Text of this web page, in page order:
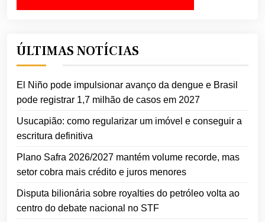
ÚLTIMAS NOTÍCIAS
El Niño pode impulsionar avanço da dengue e Brasil
pode registrar 1,7 milhão de casos em 2027
Usucapião: como regularizar um imóvel e conseguir a
escritura definitiva
Plano Safra 2026/2027 mantém volume recorde, mas
setor cobra mais crédito e juros menores
Disputa bilionária sobre royalties do petróleo volta ao
centro do debate nacional no STF